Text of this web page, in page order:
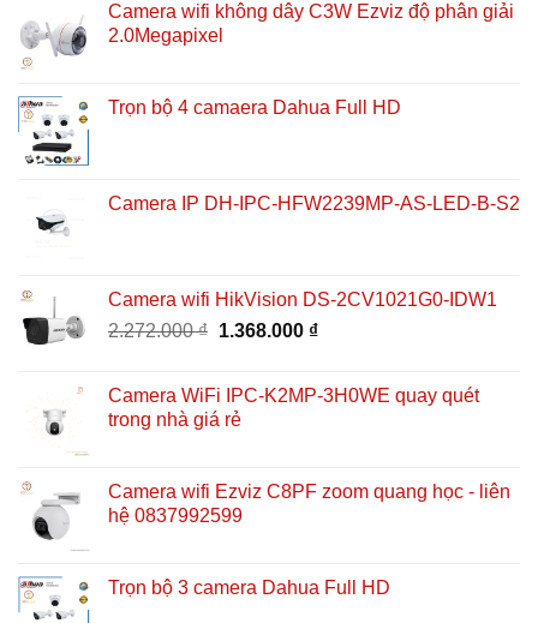
Camera wifi không dây C3W Ezviz độ phân giải
2.0Megapixel
Trọn bộ 4 camaera Dahua Full HD
Camera IP DH-IPC-HFW2239MP-AS-LED-B-S2
Camera wifi HikVision DS-2CV1021G0-IDW1
2.272.000₫ Giá
2.272.000 ₫.
1.368.000 ₫Giá
là:
Camera WiFi IPC-K2MP-3H0WE quay quét
trong nhà giá rẻ
Camera wifi Ezviz C8PF zoom quang học - liên
hệ 0837992599
Trọn bộ 3 camera Dahua Full HD